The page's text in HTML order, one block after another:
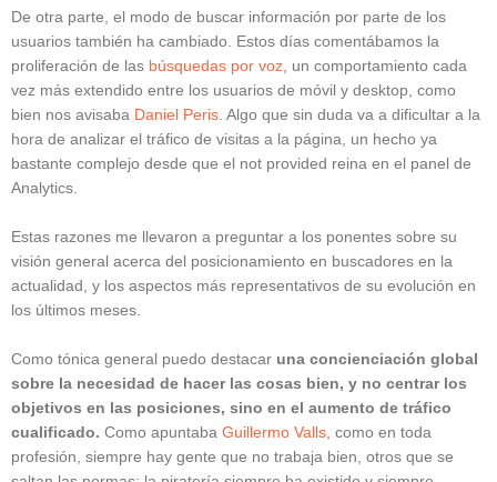
De otra parte, el modo de buscar información por parte de los
usuarios también ha cambiado. Estos días comentábamos la
proliferación de las búsquedas por voz , un comportamiento cada
vez más extendido entre los usuarios de móvil y desktop, como
bien nos avisaba Daniel Peris . Algo que sin duda va a dificultar a la
hora de analizar el tráfico de visitas a la página, un hecho ya
bastante complejo desde que el not provided reina en el panel de
Analytics.
Estas razones me llevaron a preguntar a los ponentes sobre su
visión general acerca del posicionamiento en buscadores en la
actualidad, y los aspectos más representativos de su evolución en
los últimos meses.
Como tónica general puedo destacar una concienciación global
sobre la necesidad de hacer las cosas bien, y no centrar los
objetivos en las posiciones, sino en el aumento de tráfico
cualificado. Como apuntaba Guillermo Valls, como en toda
profesión, siempre hay gente que no trabaja bien, otros que se